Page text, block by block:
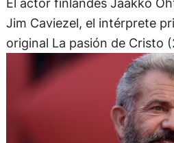
Jim Caviezel, el intérprete
original La pasión de Cristo